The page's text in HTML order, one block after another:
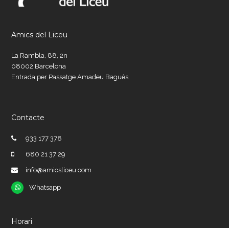
Amics del Liceu
La Rambla, 88, 2n
08002 Barcelona
Entrada per Passatge Amadeu Bagués
Contacte
933 177 378
680 21 37 29
info@amicsliceu.com
Whatsapp
Whatsapp
Horari